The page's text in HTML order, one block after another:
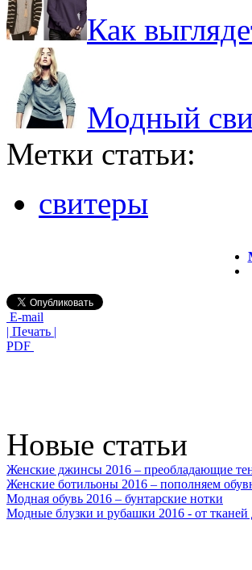
Как
Модный
Метки статьи:
свитеры
E-mail
| Печать |
PDF
Новые статьи
Женские джинсы 2016 – преобладающие
Женские ботильоны 2016 – пополняем
Модная обувь 2016 – бунтарские нотки
Модные блузки и рубашки 2016 - от тканей